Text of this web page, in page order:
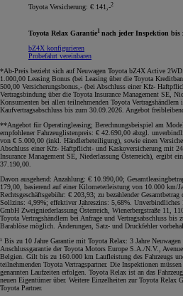
Toyota Versicherung: € 141,-2
Toyota Relax Garantie1 nach jeder Inspektion bis
bZ4X konfigurieren
Probefahrt vereinbaren
*Ab-Preis bezieht sich auf Neuwagen Toyota bZ4X Active
1.000,00 Leasing Bonus (bei Leasing über die Toyota
500,00 Versicherungsbonus,- (bei Abschluss einer Kfz-
Vertragsbindung über die Toyota Insurance Management SE,
Konsumenten bei allen teilnehmenden Toyota
Kaufvertragsabschluss bis zum 30.09.2026. Angebot
**Angebot für Operatingleasing; Berechnungsbeispiel am
empfohlener Fahrzeuglistenpreis: € 42.690,00 abzgl.
von € 5.000,00 (inkl. Händlerbeteiligung), sowie einen
Abschluss einer Kfz- Haftpflicht- und Kaskoversicherung mit
Insurance Management SE, Niederlassung Österreich), ergibt
37.190,00.
Davon ausgehend: Anzahlung: € 10.990,00;
179,00, basierend auf einer Kilometerleistung von 10.000 km/
Rechtsgeschäftsgebühr: € 203,93; zu bezahlender
Sollzins: 4,99%; effektiver Jahreszins: 5,68%. Unverbindliches
GmbH Zweigniederlassung Österreich, Wienerbergstraße 11,
Toyota Vertragshändlern bei Anfrage und Vertragsabschluss
Barablöse möglich. Änderungen, Satz- und Druckfehler
¹ Bis zu 10 Jahre Garantie mit Toyota Relax: 3 Jahre
Anschlussgarantie der Toyota Motors Europe S.A./N.V.,
Belgien. Gilt bis zu 160.000 km Laufleistung des Fahrzeugs
teilnehmenden Toyota Vertragspartner. Die Inspektionen
genannten Laufzeiten erfolgen. Toyota Relax ist an das
neuen Eigentümer über. Weitere Einzelheiten zur Toyota Relax
Toyota Partner.